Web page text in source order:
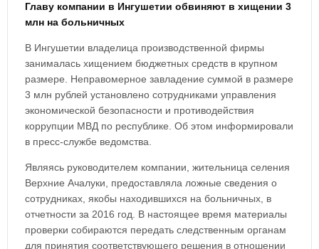
Главу компании в Ингушетии обвиняют в хищении 3
млн на больничных
В Ингушетии владелица производственной фирмы
занималась хищением бюджетных средств в крупном
размере. Неправомерное завладение суммой в размере
3 млн рублей установлено сотрудниками управления
экономической безопасности и противодействия
коррупции МВД по республике. Об этом информировали
в пресс-службе ведомства.
Являясь руководителем компании, жительница селения
Верхние Ачалуки, предоставляла ложные сведения о
сотрудниках, якобы находившихся на больничных, в
отчетности за 2016 год. В настоящее время материалы
проверки собираются передать следственным органам
для принятия соответствующего решения в отношении